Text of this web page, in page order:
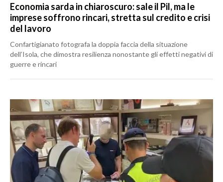
Economia sarda in chiaroscuro: sale il Pil, ma le
imprese soffrono rincari, stretta sul credito e crisi
del lavoro
Confartigianato fotografa la doppia faccia della situazione
dell’Isola, che dimostra resilienza nonostante gli effetti negativi di
guerre e rincari